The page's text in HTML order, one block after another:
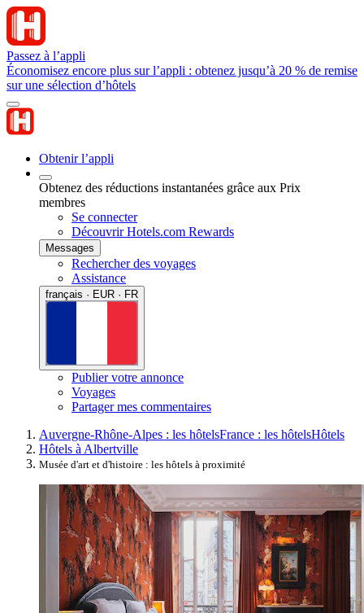
Passez à l’appli
Économisez encore plus sur l’appli : obtenez jusqu’à 20 % de remise
sur une sélection d’hôtels
Obtenir l’appli
Obtenez des réductions instantanées grâce aux Prix
membres
Se connecter
Découvrir Hotels.com Rewards
Messages
Rechercher des voyages
Assistance
français · EUR · FR
Publier votre annonce
Voyages
Partager mes commentaires
Auvergne-Rhône-Alpes : les hôtelsFrance : les hôtelsHôtels
Hôtels à Albertville
Musée d'art et d'histoire : les hôtels à proximité